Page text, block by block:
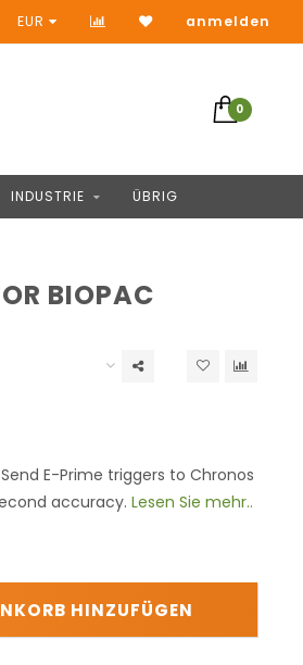
Vorauszahlung
EUR anmelden
0
INDUSTRIE ÜBRIG
BIOPAC
E-Prime triggers to Chronos
accuracy. Lesen Sie mehr..
HINZUFÜGEN